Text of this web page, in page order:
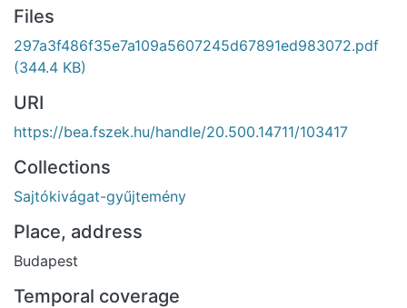
Files
297a3f486f35e7a109a5607245d67891ed983072.pdf
(344.4 KB)
URI
https://bea.fszek.hu/handle/20.500.14711/103417
Collections
Sajtókivágat-gyűjtemény
Place, address
Budapest
Temporal coverage